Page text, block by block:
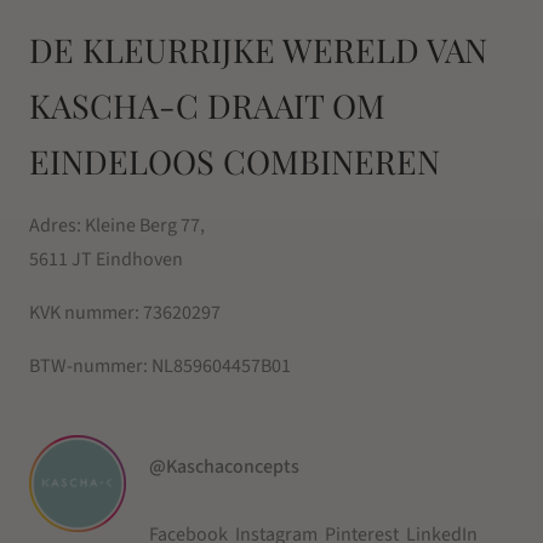
DE KLEURRIJKE WERELD VAN
KASCHA-C DRAAIT OM
EINDELOOS COMBINEREN
Adres: Kleine Berg 77,
5611 JT Eindhoven
KVK nummer: 73620297
BTW-nummer: NL859604457B01
@Kaschaconcepts
Facebook Instagram Pinterest LinkedIn